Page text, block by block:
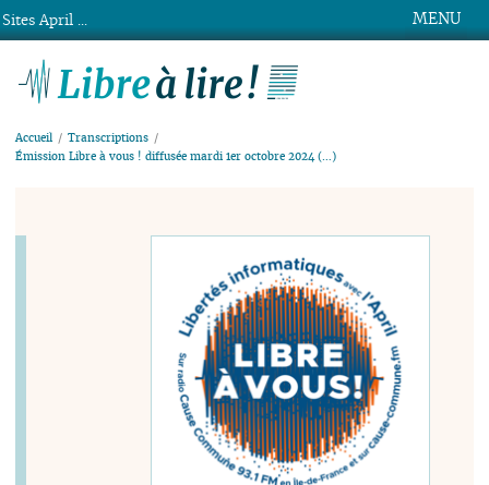
MENU
Accueil
Transcriptions
Émission Libre à vous ! diffusée mardi 1er octobre 2024 (…)
Sites April ...